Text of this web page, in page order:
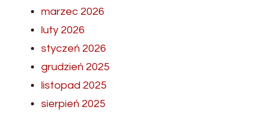
marzec 2026
luty 2026
styczeń 2026
grudzień 2025
listopad 2025
sierpień 2025